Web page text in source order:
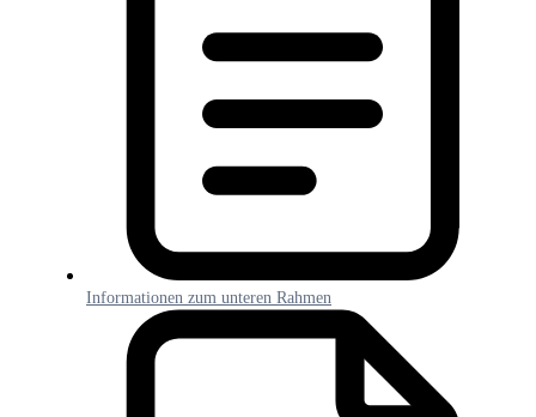
Informationen zum unteren Rahmen